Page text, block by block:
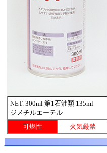
NET. 300ml 第1石油類 135ml
ジメチルエーテル
可燃性
火気厳禁